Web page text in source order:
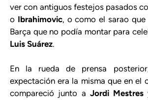
ver con antiguos festejos pasados
o Ibrahimovic, o como el sarao
Barça que no podía montar para
Luis Suárez.
En la rueda de prensa
expectación era la misma que en el
compareció junto a Jordi Mestres